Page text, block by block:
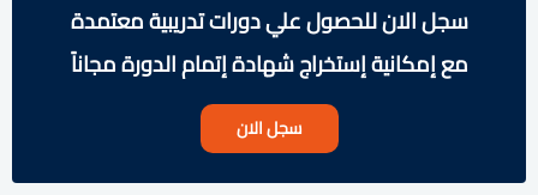
سجل الان للحصول علي دورات تدريبية معتمدة
مع إمكانية إستخراج شهادة إتمام الدورة مجاناً
سجل الان